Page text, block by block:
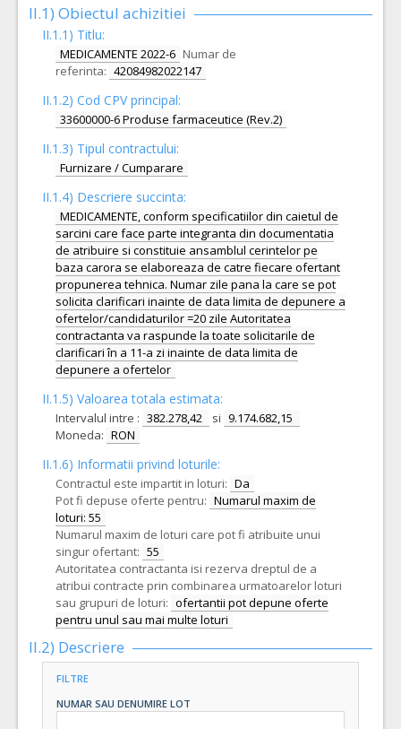
II.1) Obiectul achizitiei
II.1.1) Titlu:
MEDICAMENTE 2022-6 Numar de
referinta: 42084982022147
II.1.2) Cod CPV principal:
33600000-6 Produse farmaceutice (Rev.2)
II.1.3) Tipul contractului:
Furnizare / Cumparare
II.1.4) Descriere succinta:
MEDICAMENTE, conform specificatiilor din caietul de
sarcini care face parte integranta din documentatia
de atribuire si constituie ansamblul cerintelor pe
baza carora se elaboreaza de catre fiecare ofertant
propunerea tehnica. Numar zile pana la care se pot
solicita clarificari inainte de data limita de depunere a
ofertelor/candidaturilor =20 zile Autoritatea
contractanta va raspunde la toate solicitarile de
clarificari în a 11-a zi inainte de data limita de
depunere a ofertelor
II.1.5) Valoarea totala estimata:
Intervalul intre : 382.278,42 si 9.174.682,15
Moneda: RON
II.1.6) Informatii privind loturile:
Contractul este impartit in loturi: Da
Pot fi depuse oferte pentru: Numarul maxim de
loturi: 55
Numarul maxim de loturi care pot fi atribuite unui
singur ofertant: 55
Autoritatea contractanta isi rezerva dreptul de a
atribui contracte prin combinarea urmatoarelor loturi
sau grupuri de loturi: ofertantii pot depune oferte
pentru unul sau mai multe loturi
II.2) Descriere
FILTRE
NUMAR SAU DENUMIRE LOT